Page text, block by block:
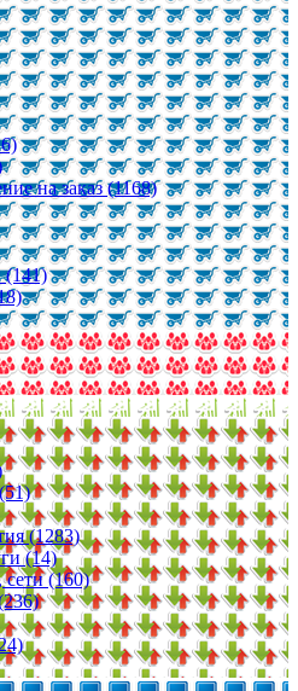
на заказ (1168)
(141)
(1283)
(14)
(160)